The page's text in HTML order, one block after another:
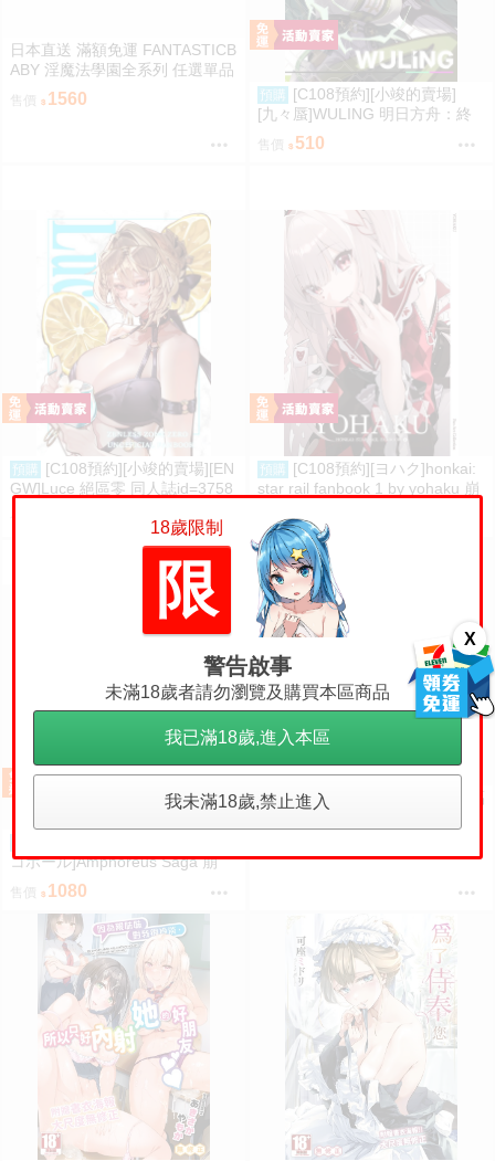
X
日本直送 滿額免運 FANTASTICB
ABY 淫魔法學園全系列 任選單品
/ 3位學妹豪華全套組 疾風雷神
售價 1560 預購
[C108預約][小竣的賣場]
[九々蜃]WULING 明日方舟：終
末地 同人誌id=3774619
售價 510
預購
[C108預約][小竣的賣場][EN
GW]Luce 絕區零 同人誌id=3758
預購
[C108預約][ヨハク]honkai:
star rail fanbook 1 by yohaku 崩
售價 390
コボール]Amphoreus Saga 崩
壞：星穹鐵道 同人誌id=3745928
售價 1080
員林卡通⭐️【平心出版】天官賜福
18歲限制
限
警告啟事
未滿18歲者請勿瀏覽及購買本區商品
我已滿18歲,進入本區
我未滿18歲,禁止進入